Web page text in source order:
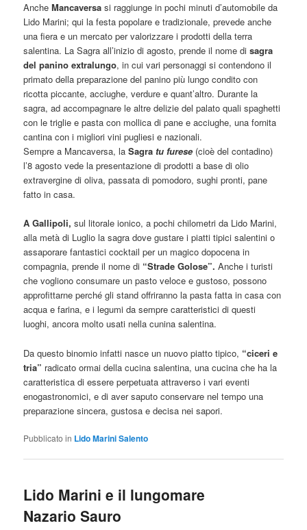
AncheMancaversasi raggiunge in pochi minuti d’automobile da
Lido Marini; qui la festa popolare e tradizionale, prevede anche
una fiera e un mercato per valorizzare i prodotti della terra
salentina. La Sagra all’inizio di agosto, prende il nome disagra
del panino extralungo, in cui vari personaggi si contendono il
primato della preparazione del panino più lungo condito con
ricotta piccante, acciughe, verdure e quant’altro. Durante la
sagra, ad accompagnare le altre delizie del palato quali spaghetti
con le triglie e pasta con mollica di pane e acciughe, una fornita
cantina con i migliori vini pugliesi e nazionali.
Sempre a Mancaversa, laSagra tu furese (cioè del contadino)
l’8 agosto vede la presentazione di prodotti a base di olio
extravergine di oliva, passata di pomodoro, sughi pronti, pane
fatto in casa.
A Gallipoli,sul litorale ionico, a pochi chilometri da Lido Marini,
alla metà di Luglio la sagra dove gustare i piatti tipici salentini o
assaporare fantastici cocktail per un magico dopocena in
compagnia, prende il nome di “Strade Golose”.Anche i turisti
che vogliono consumare un pasto veloce e gustoso, possono
approfittarne perché gli stand offriranno la pasta fatta in casa con
acqua e farina, e i legumi da sempre caratteristici di questi
luoghi, ancora molto usati nella cunina salentina.
Da questo binomio infatti nasce un nuovo piatto tipico, “ciceri e
tria” radicato ormai della cucina salentina, una cucina che ha la
caratteristica di essere perpetuata attraverso i vari eventi
enogastronomici, e di aver saputo conservare nel tempo una
preparazione sincera, gustosa e decisa nei sapori.
Pubblicato in Lido Marini Salento
Lido Marini e il lungomare
Nazario Sauro